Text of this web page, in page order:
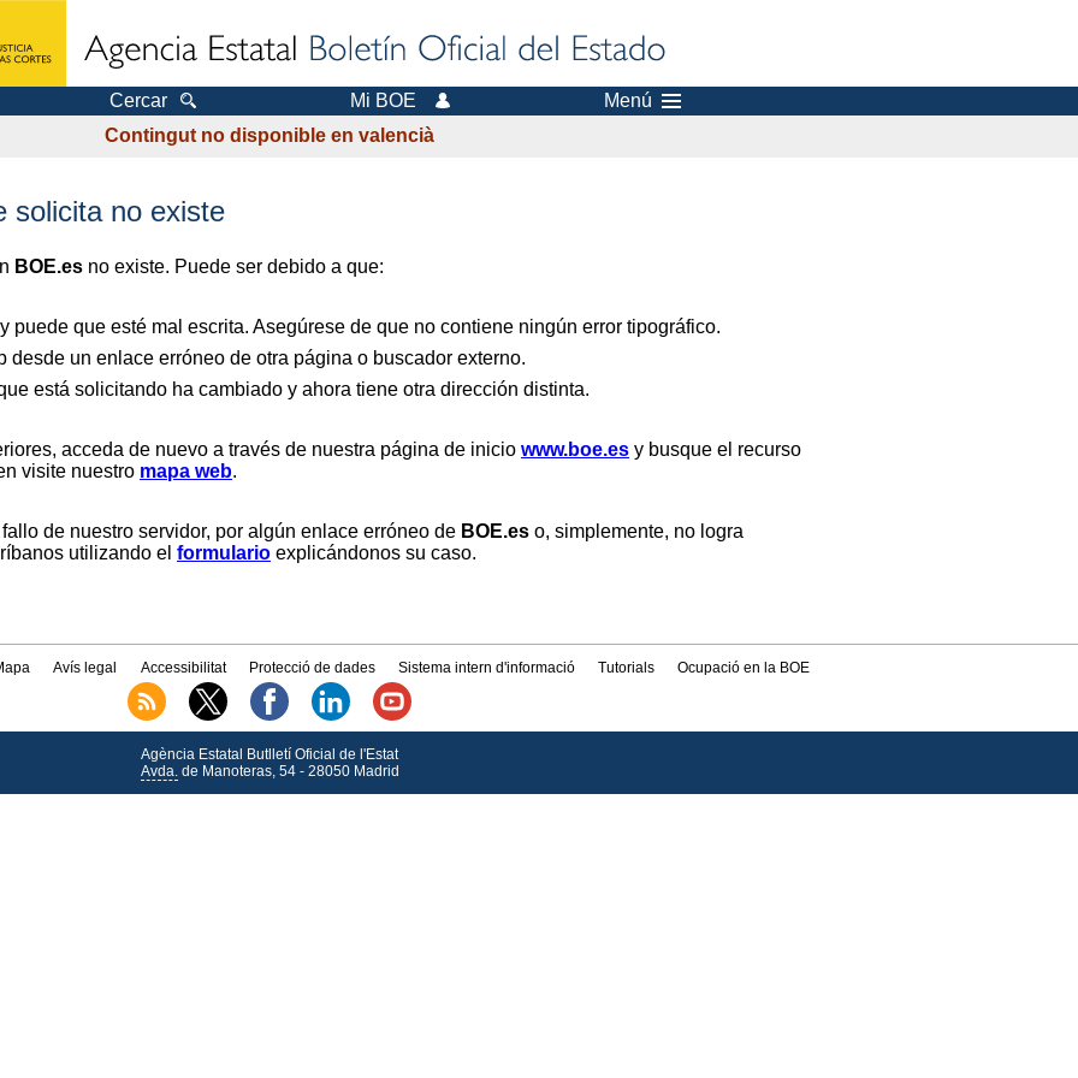
Cercar Mi BOE
Menú
Contingut no disponible en valencià
solicita no existe
BOE.es no existe. Puede ser debido a que:
puede que esté mal escrita. Asegúrese de que no contiene ningún error tipográfico.
desde un enlace erróneo de otra página o buscador externo.
está solicitando ha cambiado y ahora tiene otra dirección distinta.
acceda de nuevo a través de nuestra página de inicio www.boe.es y busque el recurso
visite nuestro mapa web.
de nuestro servidor, por algún enlace erróneo de BOE.es o, simplemente, no logra
utilizando el formulario explicándonos su caso.
Avís legal Accessibilitat Protecció de dades Sistema intern d'informació Tutorials Ocupació en la BOE
Agència Estatal Butlletí Oficial de l'Estat
Avda.de Manoteras, 54 - 28050 Madrid